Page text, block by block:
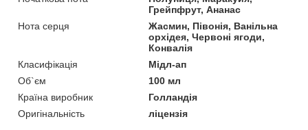
Грейпфрут, Ананас
Нота серця
Жасмин, Півонія, Ванільна
орхідея, Червоні ягоди,
Конвалія
Класифікація
Мідл-ап
Об`єм
100 мл
Країна виробник
Голландія
Оригінальність
ліцензія